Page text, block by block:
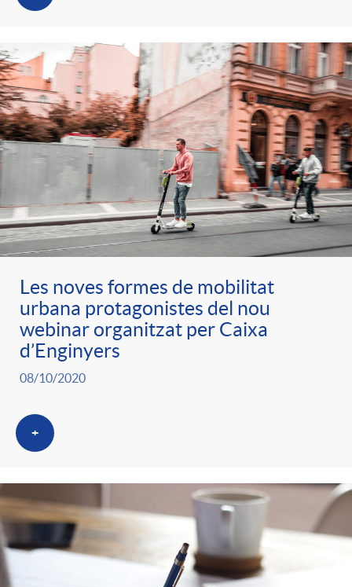
Les noves formes de mobilitat
urbana protagonistes del nou
webinar organitzat per Caixa
d’Enginyers
08/10/2020
+